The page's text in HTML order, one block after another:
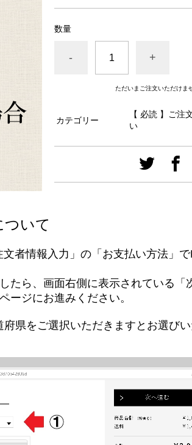
数量
- +
ただいまご注文いただけま
カテゴリー
【 必読 】ご注
い
ついて
者情報入力」の「お支払い方法」
たら、画面右側に表示されている「
ージにお進みください。
県をご選択いただきますとお選びい